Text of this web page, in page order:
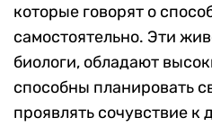
которые говорят о
самостоятельно. Эти
биологи, обладают
способны планировать
проявлять сочувствие